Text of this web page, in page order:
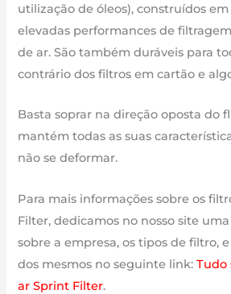
utilização de óleos), construídos
elevadas performances de
de ar. São também duráveis para
contrário dos filtros em cartão e
Basta soprar na direção oposta do
mantém todas as suas
não se deformar.
Para mais informações sobre os
Filter, dedicamos no nosso site
sobre a empresa, os tipos de filtro,
dos mesmos no seguinte link:Tudo
ar Sprint Filter.